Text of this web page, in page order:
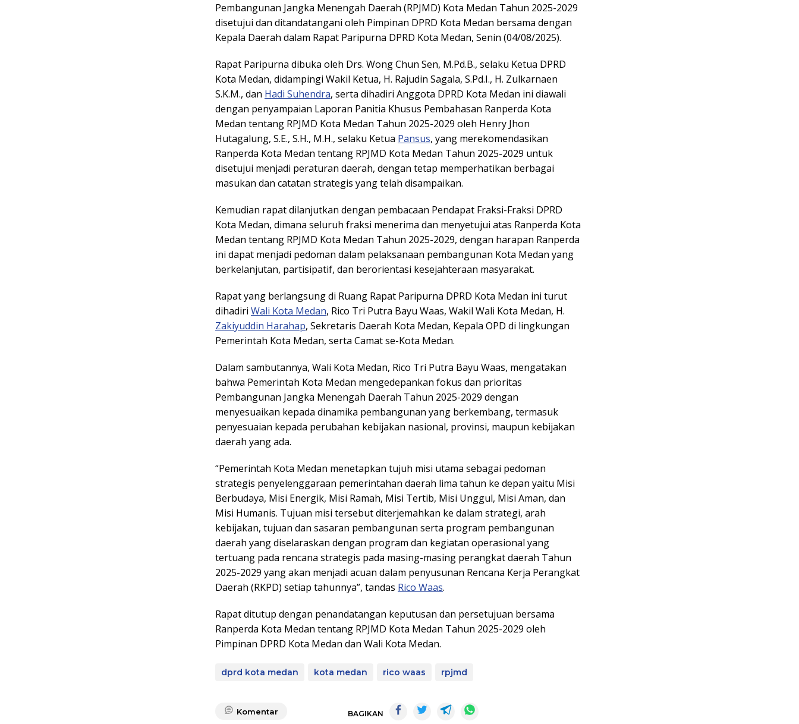
Pembangunan Jangka Menengah Daerah (RPJMD) Kota Medan Tahun 2025-2029
disetujui dan ditandatangani oleh Pimpinan DPRD Kota Medan bersama dengan
Kepala Daerah dalam Rapat Paripurna DPRD Kota Medan, Senin (04/08/2025).
Rapat Paripurna dibuka oleh Drs. Wong Chun Sen, M.Pd.B., selaku Ketua DPRD
Kota Medan, didampingi Wakil Ketua, H. Rajudin Sagala, S.Pd.I., H. Zulkarnaen
S.K.M., dan Hadi Suhendra, serta dihadiri Anggota DPRD Kota Medan ini diawali
dengan penyampaian Laporan Panitia Khusus Pembahasan Ranperda Kota
Medan tentang RPJMD Kota Medan Tahun 2025-2029 oleh Henry Jhon
Hutagalung, S.E., S.H., M.H., selaku Ketua Pansus, yang merekomendasikan
Ranperda Kota Medan tentang RPJMD Kota Medan Tahun 2025-2029 untuk
disetujui menjadi peraturan daerah, dengan tetap memperhatikan berbagai
masukan dan catatan strategis yang telah disampaikan.
Kemudian rapat dilanjutkan dengan pembacaan Pendapat Fraksi-Fraksi DPRD
Kota Medan, dimana seluruh fraksi menerima dan menyetujui atas Ranperda Kota
Medan tentang RPJMD Kota Medan Tahun 2025-2029, dengan harapan Ranperda
ini dapat menjadi pedoman dalam pelaksanaan pembangunan Kota Medan yang
berkelanjutan, partisipatif, dan berorientasi kesejahteraan masyarakat.
Rapat yang berlangsung di Ruang Rapat Paripurna DPRD Kota Medan ini turut
dihadiri Wali Kota Medan, Rico Tri Putra Bayu Waas, Wakil Wali Kota Medan, H.
Zakiyuddin Harahap, Sekretaris Daerah Kota Medan, Kepala OPD di lingkungan
Pemerintah Kota Medan, serta Camat se-Kota Medan.
Dalam sambutannya, Wali Kota Medan, Rico Tri Putra Bayu Waas, mengatakan
bahwa Pemerintah Kota Medan mengedepankan fokus dan prioritas
Pembangunan Jangka Menengah Daerah Tahun 2025-2029 dengan
menyesuaikan kepada dinamika pembangunan yang berkembang, termasuk
penyesuaian kepada perubahan kebijakan nasional, provinsi, maupun kebijakan
daerah yang ada.
“Pemerintah Kota Medan menetapkan tujuh misi utama sebagai pedoman
strategis penyelenggaraan pemerintahan daerah lima tahun ke depan yaitu Misi
Berbudaya, Misi Energik, Misi Ramah, Misi Tertib, Misi Unggul, Misi Aman, dan
Misi Humanis. Tujuan misi tersebut diterjemahkan ke dalam strategi, arah
kebijakan, tujuan dan sasaran pembangunan serta program pembangunan
daerah yang diselaraskan dengan program dan kegiatan operasional yang
tertuang pada rencana strategis pada masing-masing perangkat daerah Tahun
2025-2029 yang akan menjadi acuan dalam penyusunan Rencana Kerja Perangkat
Daerah (RKPD) setiap tahunnya”, tandas Rico Waas.
Rapat ditutup dengan penandatangan keputusan dan persetujuan bersama
Ranperda Kota Medan tentang RPJMD Kota Medan Tahun 2025-2029 oleh
Pimpinan DPRD Kota Medan dan Wali Kota Medan.
dprd kota medan kota medan rico waas rpjmd
Komentar BAGIKAN